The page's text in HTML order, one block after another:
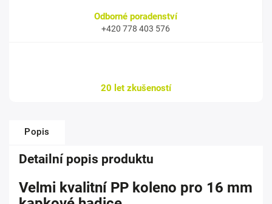
Odborné poradenství
+420 778 403 576
20 let zkušeností
Popis
Detailní popis produktu
Velmi kvalitní PP koleno pro 16 mm